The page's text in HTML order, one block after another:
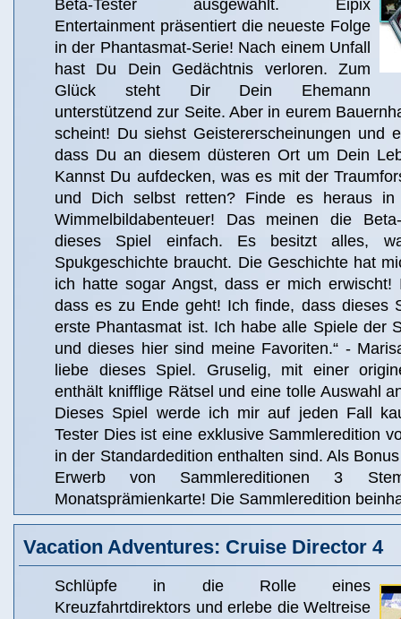
Beta-Tester ausgewählt. Eipix
Entertainment präsentiert die neueste Folge
in der Phantasmat-Serie! Nach einem Unfall
hast Du Dein Gedächtnis verloren. Zum
Glück steht Dir Dein Ehemann
unterstützend zur Seite. Aber in eurem
scheint! Du siehst Geistererscheinungen und
dass Du an diesem düsteren Ort um Dein
Kannst Du aufdecken, was es mit der
und Dich selbst retten? Finde es heraus in
Wimmelbildabenteuer! Das meinen die
dieses Spiel einfach. Es besitzt alles,
Spukgeschichte braucht. Die Geschichte hat
ich hatte sogar Angst, dass er mich erwischt!
dass es zu Ende geht! Ich finde, dass dieses
erste Phantasmat ist. Ich habe alle Spiele der
und dieses hier sind meine Favoriten.“ -
liebe dieses Spiel. Gruselig, mit einer
enthält knifflige Rätsel und eine tolle Auswahl
Dieses Spiel werde ich mir auf jeden Fall
Tester Dies ist eine exklusive Sammleredition
in der Standardedition enthalten sind. Als
Erwerb von Sammlereditionen 3
Monatsprämienkarte! Die Sammleredition
Vacation Adventures: Cruise Director 4
Schlüpfe in die Rolle eines
Kreuzfahrtdirektors und erlebe die Weltreise